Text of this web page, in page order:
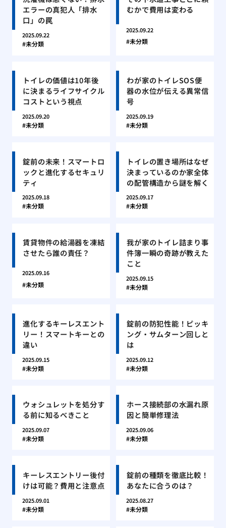
エラーの真犯人「排水
口」の罠
2025.09.22
未分類
むかで費用は変わる
2025.09.22
未分類
トイレの価値は10年後
に決まるライフサイクル
コストという視点
2025.09.20
未分類
わが家のトイレSOS便
器の水位が伝える異常信
号
2025.09.19
未分類
錠前の未来！スマートロ
ックと進化するセキュリ
ティ
2025.09.18
未分類
トイレの置き場所はなぜ
決まっているのか家全体
の配管構造から謎を解く
2025.09.17
未分類
賃貸物件の給湯器を凍結
させたら誰の責任？
2025.09.16
未分類
我が家のトイレ詰まり事
件簿一瞬の奇跡が教えた
こと
2025.09.15
未分類
進化するキーレスエント
リー！スマートキーとの
違い
2025.09.15
未分類
錠前の防犯性能！ピッキ
ング・サムターン回しと
は
2025.09.12
未分類
ウォシュレットを処分す
る前に知るべきこと
2025.09.07
未分類
ホース接続部の水漏れ原
因と簡単修理法
2025.09.06
未分類
キーレスエントリー後付
けは可能？費用と注意点
2025.09.01
未分類
錠前の種類を徹底比較！
あなたに合うのは？
2025.08.27
未分類